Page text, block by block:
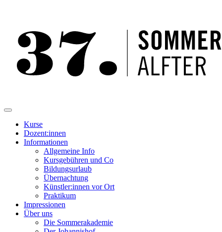
Kurse
Dozent:innen
Informationen
Allgemeine Info
Kursgebühren und Co
Bildungsurlaub
Übernachtung
Künstler:innen vor Ort
Praktikum
Impressionen
Über uns
Die Sommerakademie